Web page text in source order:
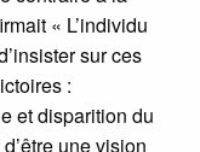
« L’individu
sur ces
:
et disparition du
une vision